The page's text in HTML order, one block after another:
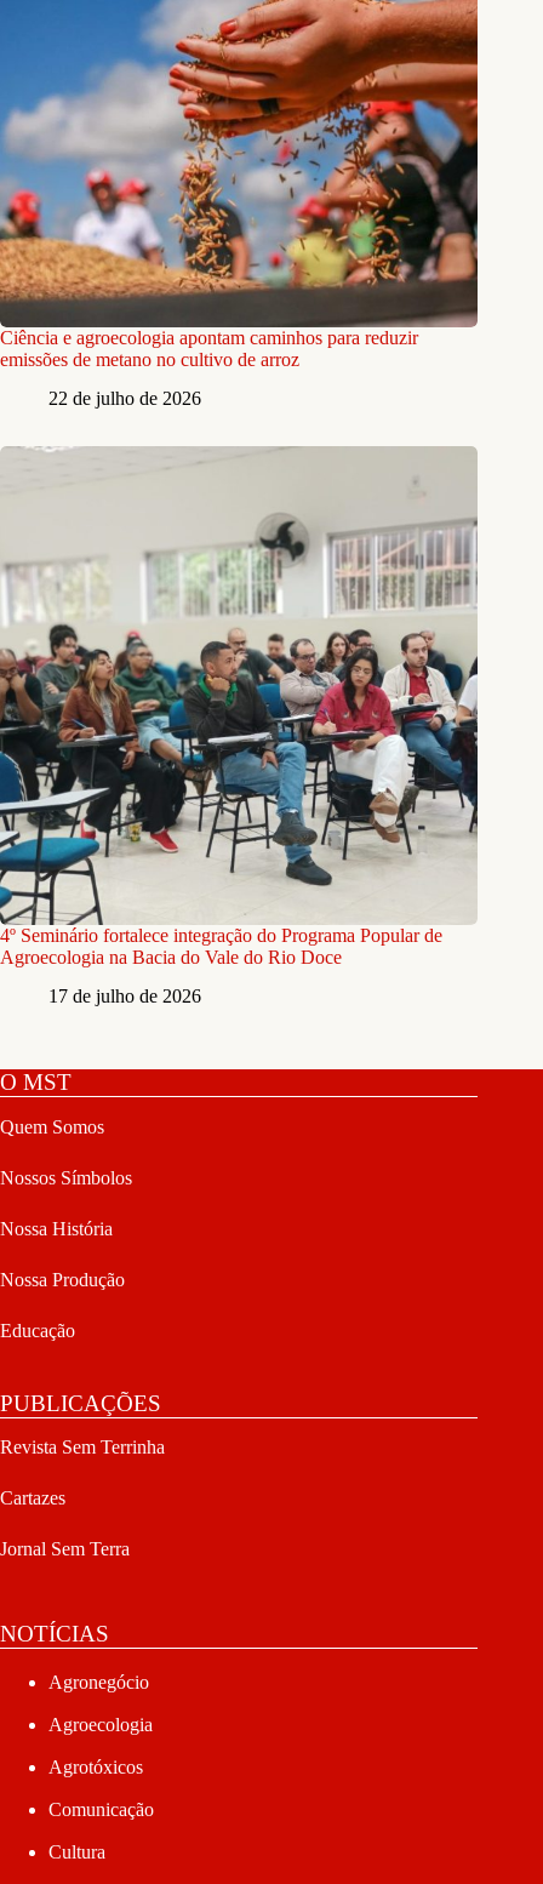
Ciência e agroecologia apontam caminhos para reduzir
emissões de metano no cultivo de arroz
22 de julho de 2026
4º Seminário fortalece integração do Programa Popular de
Agroecologia na Bacia do Vale do Rio Doce
17 de julho de 2026
O MST
Quem Somos
Nossos Símbolos
Nossa História
Nossa Produção
Educação
PUBLICAÇÕES
Revista Sem Terrinha
Cartazes
Jornal Sem Terra
NOTÍCIAS
Agronegócio
Agroecologia
Agrotóxicos
Comunicação
Cultura